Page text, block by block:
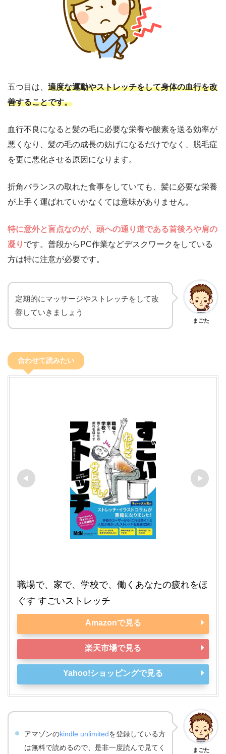
五つ目は、 適度な運動やストレッチをして身体の血行を改
善することです。
血行不良になると髪の毛に必要な栄養や酸素を送る効率が
悪くなり、髪の毛の成長の妨げになるだけでなく、脱毛症
を更に悪化させる原因になります。
折角バランスの取れた食事をしていても、髪に必要な栄養
が上手く運ばれていかなくては意味がありません。
特に意外と盲点なのが、頭への通り道である首後ろや肩の
凝り です。普段からPC作業などデスクワークをしている
方は特に注意が必要です。
まごた
定期的にマッサージやストレッチをして改
善していきましょう
合わせて読みたい
職場で、家で、学校で、働くあなたの疲れをほ
ぐす すごいストレッチ
Amazonで見る
楽天市場で見る
Yahoo!ショッピングで見る
まごた
アマゾンのkindle unlimitedを登録している方
は無料で読めるので、是非一度読んで見てく